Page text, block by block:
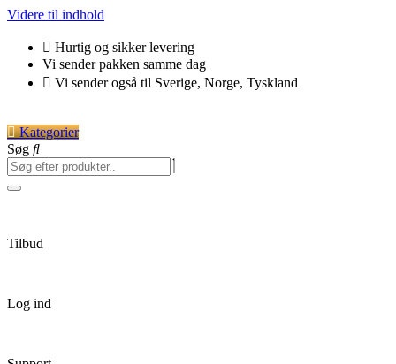
Videre til indhold
Hurtig og sikker levering
Vi sender pakken samme dag
Vi sender også til Sverige, Norge, Tyskland
Kategorier
Søg
Tilbud
Log ind